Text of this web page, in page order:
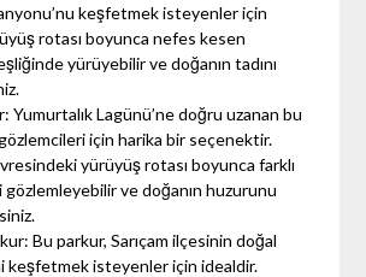
keşfetmek isteyenler için
rotası boyunca nefes kesen
yürüyebilir ve doğanın tadını
Yumurtalık Lagünü’ne doğru uzanan bu
için harika bir seçenektir.
yürüyüş rotası boyunca farklı
ve doğanın huzurunu
Bu parkur, Sarıçam ilçesinin doğal
keşfetmek isteyenler için idealdir.